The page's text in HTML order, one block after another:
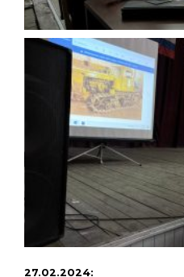
27.02.2024: